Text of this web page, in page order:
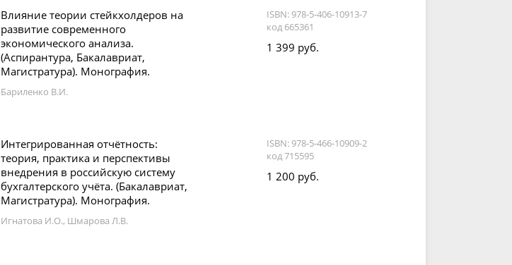
Влияние теории стейкхолдеров на
развитие современного
экономического анализа.
(Аспирантура, Бакалавриат,
Магистратура). Монография.
Бариленко В.И.
ISBN: 978-5-406-10913-7
код 665361
1 399 руб.
Интегрированная отчётность:
теория, практика и перспективы
внедрения в российскую систему
бухгалтерского учёта. (Бакалавриат,
Магистратура). Монография.
Игнатова И.О., Шмарова Л.В.
ISBN: 978-5-466-10909-2
код 715595
1 200 руб.